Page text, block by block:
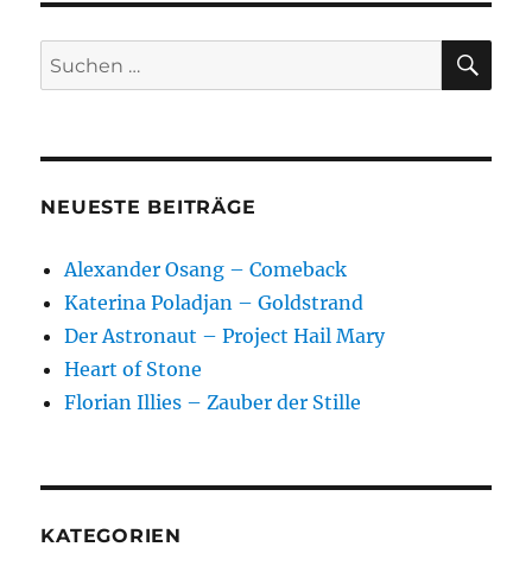
Suchen
nach:
NEUESTE BEITRÄGE
Alexander Osang – Comeback
Katerina Poladjan – Goldstrand
Der Astronaut – Project Hail Mary
Heart of Stone
Florian Illies – Zauber der Stille
KATEGORIEN